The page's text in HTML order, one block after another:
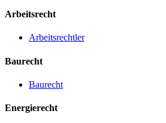
Arbeitsrecht
Arbeitsrechtler
Baurecht
Baurecht
Energierecht